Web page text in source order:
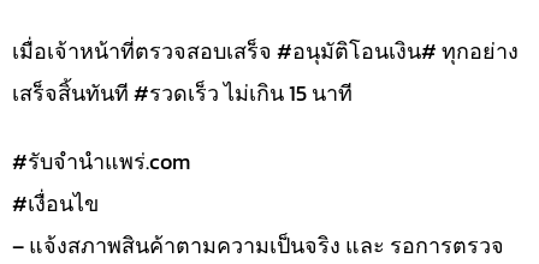
เมื่อเจ้าหน้าที่ตรวจสอบเสร็จ #อนุมัติโอนเงิน# ทุกอย่าง
เสร็จสิ้นทันที #รวดเร็ว ไม่เกิน 15 นาที
#รับจํานําแพร่.com
#เงื่อนไข
– แจ้งสภาพสินค้าตามความเป็นจริง และ รอการตรวจ